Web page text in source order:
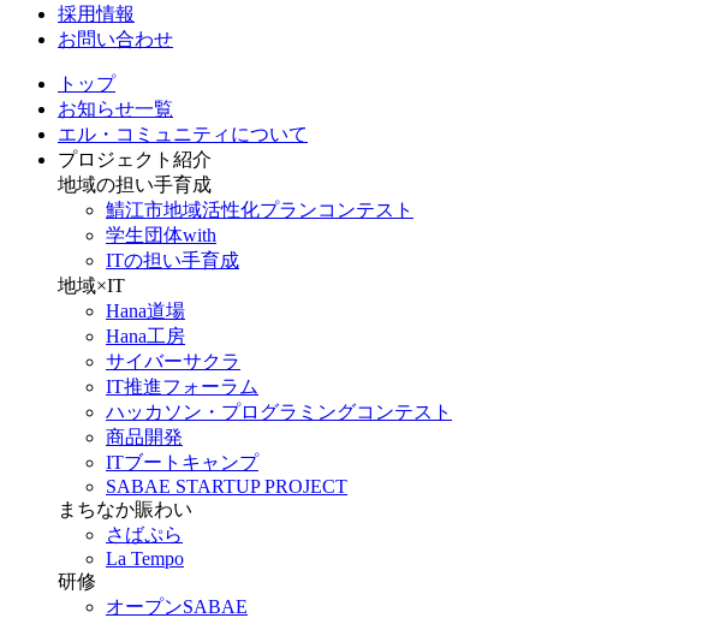
採用情報
お問い合わせ
トップ
お知らせ一覧
エル・コミュニティについて
プロジェクト紹介
地域の担い手育成
鯖江市地域活性化プランコンテスト
学生団体with
ITの担い手育成
地域×IT
Hana道場
Hana工房
サイバーサクラ
IT推進フォーラム
ハッカソン・プログラミングコンテスト
商品開発
ITブートキャンプ
SABAE STARTUP PROJECT
まちなか賑わい
さばぷら
La Tempo
研修
オープンSABAE